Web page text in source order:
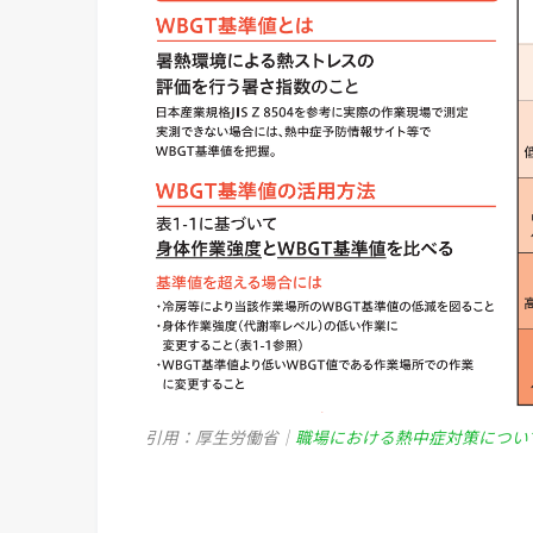
引用：厚生労働省｜ 職場における熱中症対策につい